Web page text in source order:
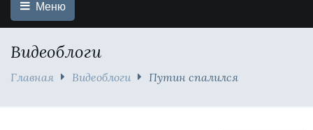
Меню
Видеоблоги
Главная Видеоблоги Путин спалился